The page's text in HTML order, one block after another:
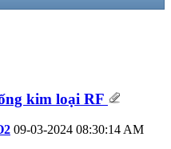
kim loại RF
09-03-2024 08:30:14 AM